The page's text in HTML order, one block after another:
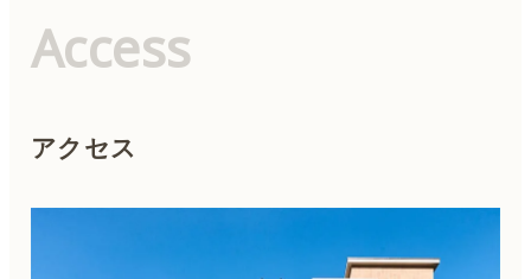
Access
アクセス